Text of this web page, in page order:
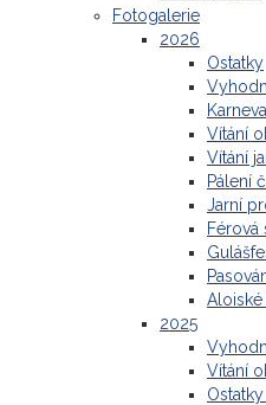
Fotogalerie
2026
Ostatky
Karneval
Vítání
Vítání
Pálení
Jarní
Férová
2025
Vítání